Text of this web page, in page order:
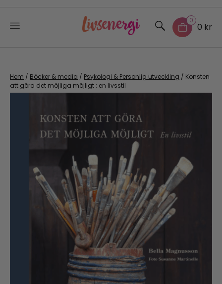
content
0
0 kr
Hem / Böcker & media / Psykologi & Personlig utveckling / Konsten
att göra det möjliga möjligt : en livsstil